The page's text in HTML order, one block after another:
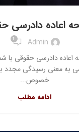
اعاده دادرسی
Admin
4
اعاده دادرسی حقوقی با
به معنی رسیدگی مجدد
خصوص...
ادامه مطلب